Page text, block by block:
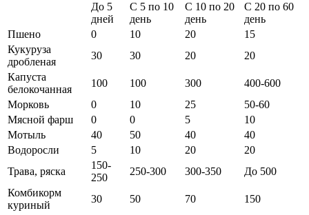
До 5
дней
С 5 по 10
день
С 10 по 20
день
С 20 по 60
день
Пшено
0 10 20
15
Кукуруза
дробленая
30 30 20
20
Капуста
белокочанная
100 100 300
400-600
Морковь
0 10 25
50-60
Мясной фарш
0 0 5
10
Мотыль
40 50 40
40
Водоросли
5 10 20
20
Трава, ряска
150-
250
250-300 300-350
До 500
Комбикорм
куриный
30 50 70 150